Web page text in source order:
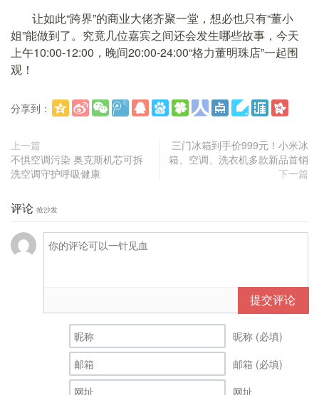
让如此“跨界”的商业大佬齐聚一堂，想必也只有“董小
姐”能做到了。究竟几位嘉宾之间还会发生哪些故事，今天
上午10:00-12:00，晚间20:00-24:00“格力董明珠店”一起围
观！
分享到：
上一篇
不惧空调污染 奥克斯机芯可拆
洗空调守护呼吸健康
三门冰箱到手价999元！小米冰
箱、空调、洗衣机多款新品首销
下一篇
评论 抢沙发
提交评论
昵称 (必填)
邮箱 (必填)
网址